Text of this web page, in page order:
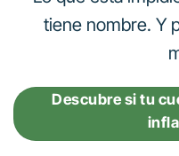
tiene nombre. Y
Descubre si tu